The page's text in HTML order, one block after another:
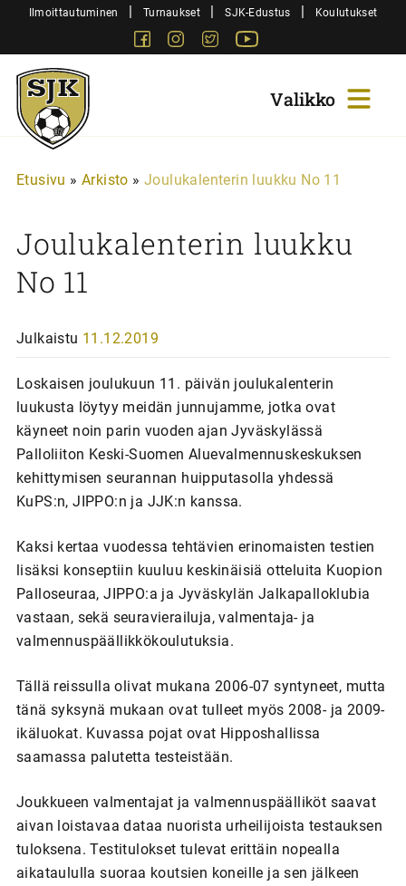
SiirryIlmoittautuminen | Turnaukset | SJK-Edustus | Koulutukset
FacebookInstagram
Twitter
Sjk-
Juniorit
Etusivu » Arkisto » Joulukalenterin luukku No 11
Joulukalenterin luukku
No 11
Julkaistu 11.12.2019
Loskaisen joulukuun 11. päivän joulukalenterin
luukusta löytyy meidän junnujamme, jotka ovat
käyneet noin parin vuoden ajan Jyväskylässä
Palloliiton Keski-Suomen Aluevalmennuskeskuksen
kehittymisen seurannan huipputasolla yhdessä
KuPS:n, JIPPO:n ja JJK:n kanssa.
Kaksi kertaa vuodessa tehtävien erinomaisten testien
lisäksi konseptiin kuuluu keskinäisiä otteluita Kuopion
Palloseuraa, JIPPO:a ja Jyväskylän Jalkapalloklubia
vastaan, sekä seuravierailuja, valmentaja- ja
valmennuspäällikkökoulutuksia.
Tällä reissulla olivat mukana 2006-07 syntyneet, mutta
tänä syksynä mukaan ovat tulleet myös 2008- ja 2009-
ikäluokat. Kuvassa pojat ovat Hipposhallissa
saamassa palutetta testeistään.
Joukkueen valmentajat ja valmennuspäälliköt saavat
aivan loistavaa dataa nuorista urheilijoista testauksen
tuloksena. Testitulokset tulevat erittäin nopealla
aikataululla suoraa koutsien koneille ja sen jälkeen